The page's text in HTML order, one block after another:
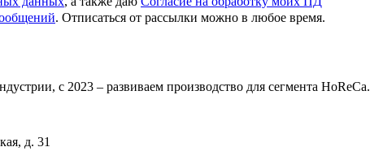
. Отписаться от рассылки можно в любое время.
с 2023 – развиваем производство для сегмента HoReCa.
д. 31